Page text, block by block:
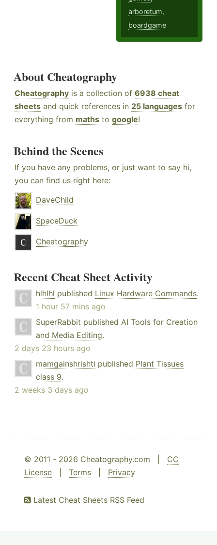
arboretum,
boardgame
About Cheatography
Cheatography is a collection of 6938 cheat
sheets and quick references in 25 languages for
everything from maths to google!
Behind the Scenes
If you have any problems, or just want to say hi,
you can find us right here:
DaveChild
SpaceDuck
Cheatography
Recent Cheat Sheet Activity
hlhlhl published Linux Hardware Commands.
1 hour 57 mins ago
SuperRabbit published AI Tools for Creation
and Media Editing.
2 days 23 hours ago
mamgainshrishti published Plant Tissues
class 9.
2 weeks 3 days ago
© 2011 - 2026 Cheatography.com | CC
License
Terms Privacy
Latest Cheat Sheets RSS Feed